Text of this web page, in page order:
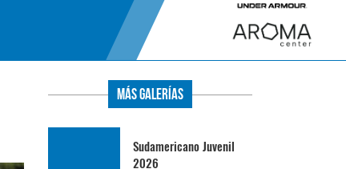
Más Galerías
Sudamericano Juvenil
2026